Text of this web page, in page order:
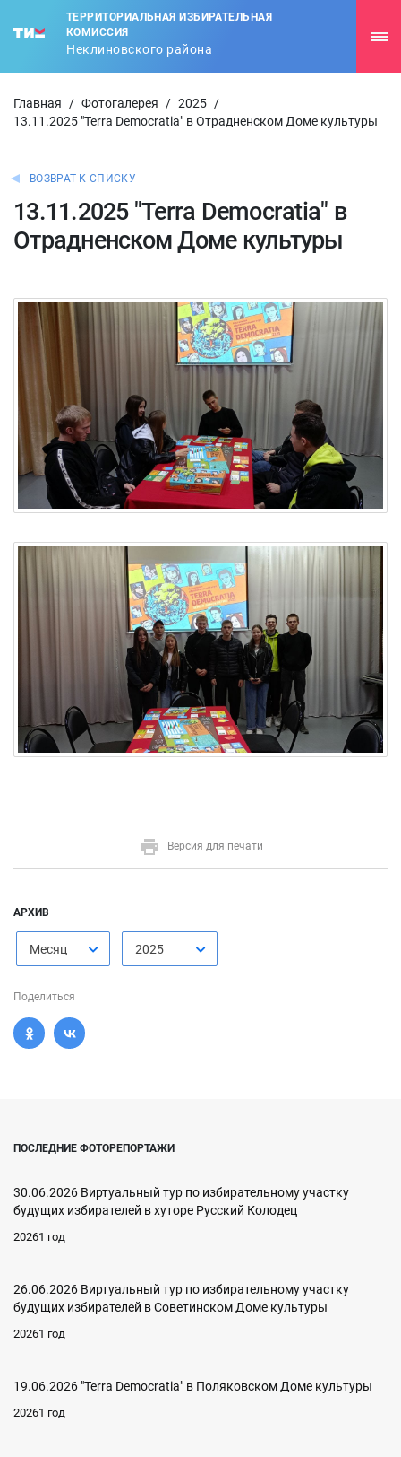
ТЕРРИТОРИАЛЬНАЯ ИЗБИРАТЕЛЬНАЯ
КОМИССИЯ
Неклиновского района
Главная / Фотогалерея / 2025 /
13.11.2025 "Terra Democratia" в Отрадненском Доме культуры
ВОЗВРАТ К СПИСКУ
13.11.2025 "Terra Democratia" в
Отрадненском Доме культуры
Версия для печати
АРХИВ
Месяц 2025
Поделиться
ПОСЛЕДНИЕ ФОТОРЕПОРТАЖИ
30.06.2026 Виртуальный тур по избирательному участку
будущих избирателей в хуторе Русский Колодец
20261 год
26.06.2026 Виртуальный тур по избирательному участку
будущих избирателей в Советинском Доме культуры
20261 год
19.06.2026 "Terra Democratia" в Поляковском Доме культуры
20261 год